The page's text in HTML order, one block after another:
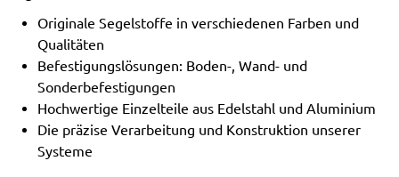
Originale Segelstoffe in verschiedenen Farben und
Qualitäten
Befestigungslösungen: Boden-, Wand- und
Sonderbefestigungen
Hochwertige Einzelteile aus Edelstahl und Aluminium
Die präzise Verarbeitung und Konstruktion unserer
Systeme